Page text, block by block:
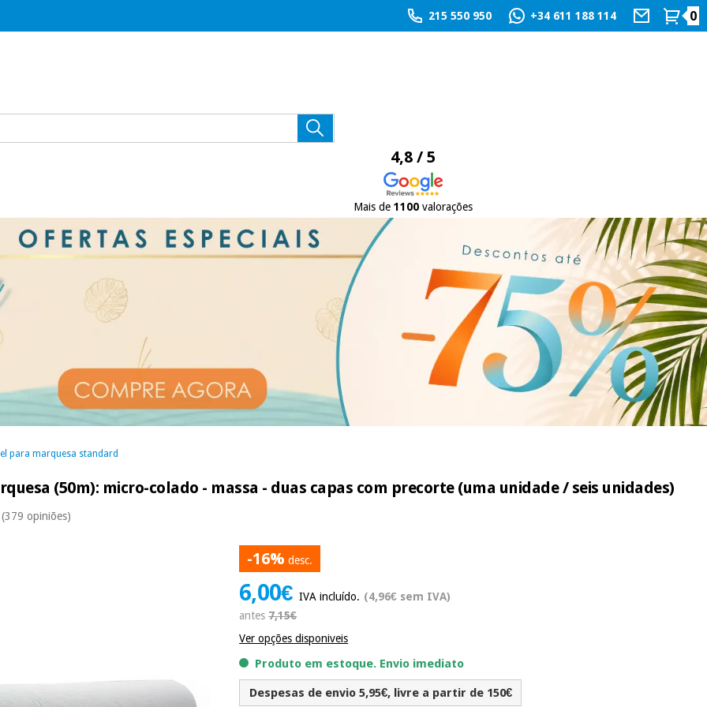
215 550 950 +34 611 188 114 0
4,8 / 5
Mais de 1100valorações
para marquesa standard
(50m): micro-colado - massa - duas capas com precorte (uma unidade / seis unidades)
(379 opiniões)
-16% desc.
6,00€IVA incluído. (4,96€ sem IVA)
antes7,15€
Ver opções disponiveis
Produto em estoque. Envio imediato
Despesas de envio 5,95€, livre a partir de 150€